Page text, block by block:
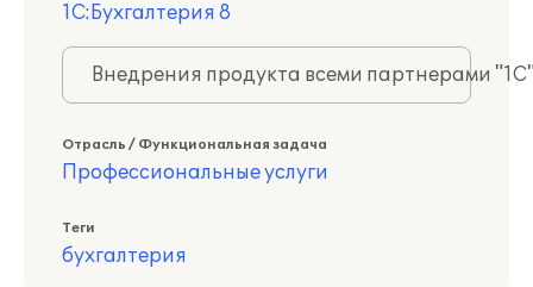
1С:Бухгалтерия 8
Внедрения продукта всеми партнерами
Отрасль / Функциональная задача
Профессиональные услуги
Теги
бухгалтерия